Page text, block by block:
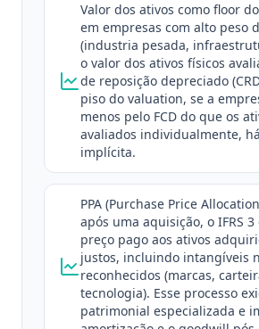
Valor dos ativos como floor
em empresas com alto peso
(industria pesada,
o valor dos ativos físicos
de reposição depreciado
piso do valuation, se a
menos pelo FCD do que os
avaliados individualmente,
implícita.
PPA (Purchase Price
após uma aquisição, o IFRS
preço pago aos ativos
justos, incluindo intangíveis
reconhecidos (marcas,
tecnologia). Esse processo
patrimonial especializada e